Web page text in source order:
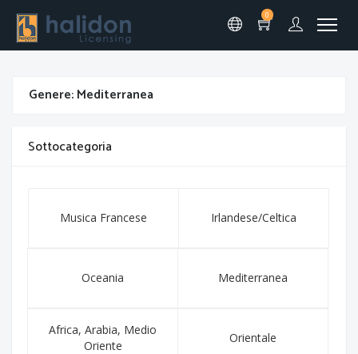
0
Genere: Mediterranea
Sottocategoria
Musica Francese Irlandese/Celtica
Oceania Mediterranea
Africa, Arabia, Medio
Oriente
Orientale